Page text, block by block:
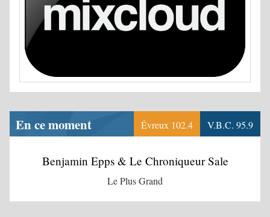
En ce moment Évreux 102.4 V.B.C. 95.9
Benjamin Epps & Le Chroniqueur Sale
Le Plus Grand